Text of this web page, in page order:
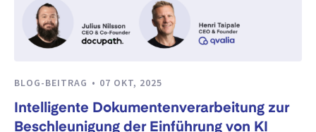
BLOG-BEITRAG 07 OKT, 2025
Intelligente Dokumentenverarbeitung zur
Beschleunigung der Einführung von KI